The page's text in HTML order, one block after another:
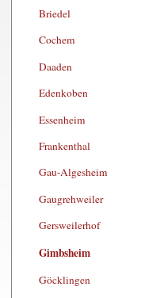
Briedel
Cochem
Daaden
Edenkoben
Essenheim
Frankenthal
Gau-Algesheim
Gaugrehweiler
Gersweilerhof
Gimbsheim
Göcklingen